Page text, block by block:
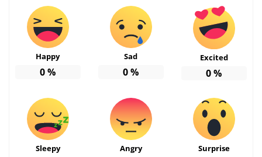
Happy
0%
Sad
0%
Excited
0%
Sleepy Angry Surprise